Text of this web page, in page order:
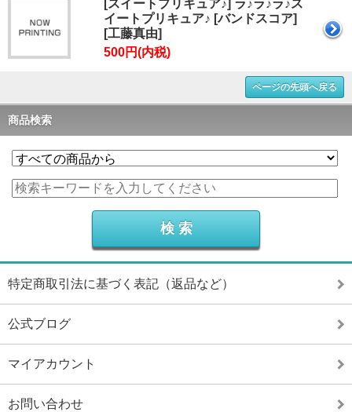
[スイートプリキュア♪] ラ♪ラ♪ラ♪ス
イートプリキュア♪ [バンドスコア]
[工藤真由]
500円(内税)
ページの先頭へ戻る
商品検索
特定商取引法に基づく表記（返品など）
公式ブログ
マイアカウント
お問い合わせ